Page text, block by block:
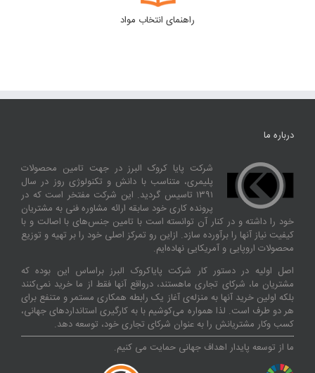
راهنمای انتخاب مواد
درباره ما
شرکت پایا کروک البرز در جهت تامین محصولات
پلیمری، متناسب با دانش و تکنولوژی روز در سال
۱۳۹۱ تاسیس گردید. این شرکت مفتخر است که در
پرونده کاری خود سابقه ارائه مشاوره فنی به مشتریان
خود را داشته و در کنار آن توانسته‌ است با تامین جنس‌های با اصالت و با
کیفیت نیاز آنها را برآورده سازد. ازاین‌ رو تمرکز اصلی خود را بر تهیه و توزیع
محصولات اروپایی و آمریکایی نهاده‌ایم.
اصل اولیه در دستور کار شرکت پایاکروک البرز براساس این بوده که
مشتریان ما، شرکای تجاری ماهستند، درواقع آنها فقط از ما خرید نمی‌کنند
بلکه اولین خرید آنها به منزله‌ی آغاز یک رابطه همکاری مستمر و متنفع برای
هر دو طرف است. لذا همواره می‌کوشیم با به کارگیری استانداردهای جهانی،
کسب‌ و‌کار مشتریانش را به عنوان شرکای تجاری خود، توسعه دهد.
ما از توسعه پایدار اهداف جهانی حمایت می کنیم.